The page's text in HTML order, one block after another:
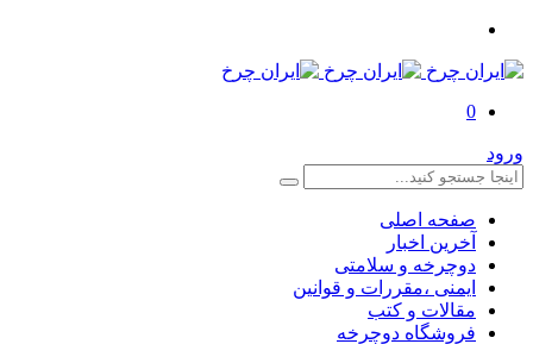
0
ورود
صفحه اصلی
آخرین اخبار
دوچرخه و سلامتی
ایمنی ،مقررات و قوانین
مقالات و کتب
فروشگاه دوچرخه